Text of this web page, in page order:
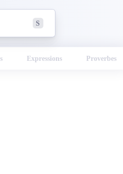
S
Expressions Proverbes